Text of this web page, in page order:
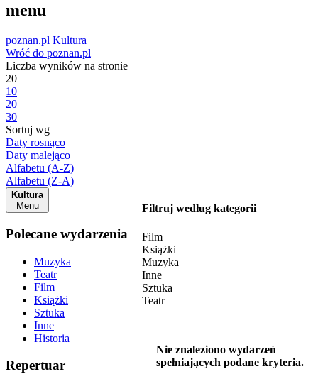
menu
poznan.pl Kultura
Wróć do poznan.pl
Liczba wyników na stronie
20
10
20
30
Sortuj wg
Daty rosnąco
Daty malejąco
Alfabetu (A-Z)
Alfabetu (Z-A)
Kultura
Menu
Polecane wydarzenia
Muzyka
Teatr
Film
Książki
Sztuka
Inne
Historia
Repertuar
Filtruj według kategorii
Film
Książki
Muzyka
Inne
Sztuka
Teatr
Nie znaleziono wydarzeń
spełniających podane kryteria.